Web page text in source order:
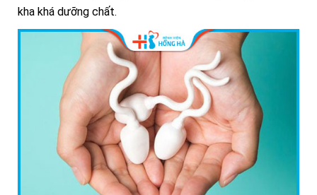
kha khá dưỡng chất.